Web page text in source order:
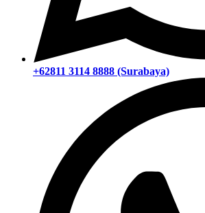
+62811 3114 8888 (Surabaya)